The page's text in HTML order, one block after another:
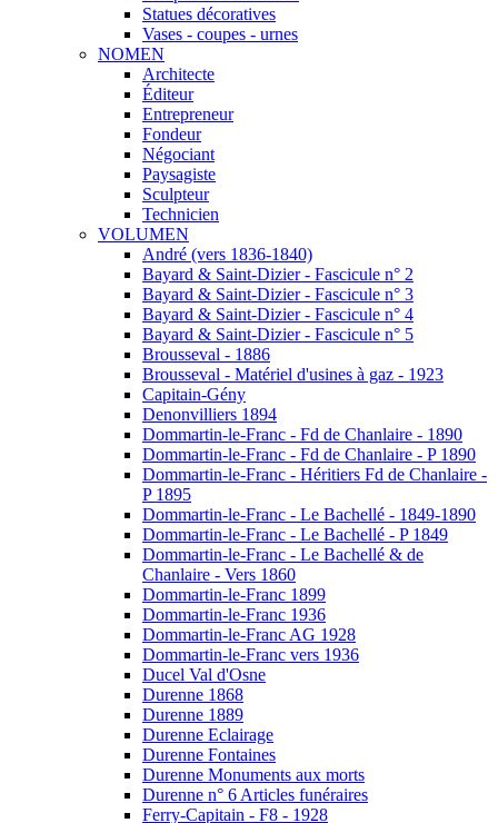
Statues décoratives
Vases - coupes - urnes
NOMEN
Architecte
Éditeur
Entrepreneur
Fondeur
Négociant
Paysagiste
Sculpteur
Technicien
VOLUMEN
André (vers 1836-1840)
Bayard & Saint-Dizier - Fascicule n° 2
Bayard & Saint-Dizier - Fascicule n° 3
Bayard & Saint-Dizier - Fascicule n° 4
Bayard & Saint-Dizier - Fascicule n° 5
Brousseval - 1886
Brousseval - Matériel d'usines à gaz - 1923
Capitain-Gény
Denonvilliers 1894
Dommartin-le-Franc - Fd de Chanlaire - 1890
Dommartin-le-Franc - Fd de Chanlaire - P 1890
Dommartin-le-Franc - Héritiers Fd de Chanlaire -
P 1895
Dommartin-le-Franc - Le Bachellé - 1849-1890
Dommartin-le-Franc - Le Bachellé - P 1849
Dommartin-le-Franc - Le Bachellé & de
Chanlaire - Vers 1860
Dommartin-le-Franc 1899
Dommartin-le-Franc 1936
Dommartin-le-Franc AG 1928
Dommartin-le-Franc vers 1936
Ducel Val d'Osne
Durenne 1868
Durenne 1889
Durenne Eclairage
Durenne Fontaines
Durenne Monuments aux morts
Durenne n° 6 Articles funéraires
Ferry-Capitain - F8 - 1928